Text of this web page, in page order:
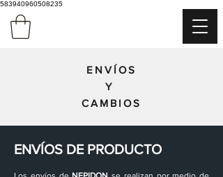
583940960508235
ENVÍOS
Y
CAMBIOS
ENVÍOS DE PRODUCTO